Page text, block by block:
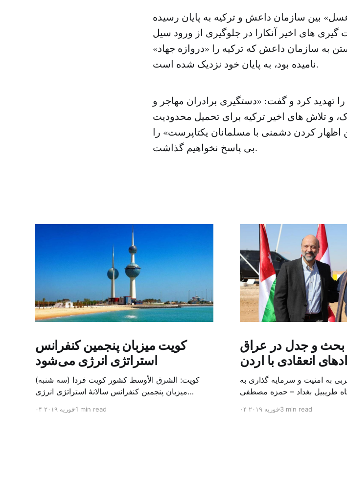
بین سازمان داعش و ترکیه به پایان رسیده
های اخیر آنکارا در جلوگیری از ورود سیل
به سازمان داعش که ترکیه را «دروازه جهاد»
نامیده بود، به پایان خود نزدیک شده است.
تهدید کرد و گفت: «دستگیری برادران مهاجر و
و تلاش های اخیر ترکیه برای تحمیل محدودیت
اظهار کردن دشمنی با مسلمانان یکتاپرست» را
بی پاسخ نخواهیم گذاشت.
کویت میزبان پنجمین کنفرانس
استراتژی انرژی می‌شود
کویت: الشرق الأوسط کشور کویت فردا (سه شنبه)
میزبان پنجمین کنفرانس سالانهٔ استراتژی انرژی
الشرق الاوسط، حدود ۳۰۰ متخصص از شرکت‌های
۰۴ فوریه ۲۰۱۹1 min read
بحث و جدل در عراق
انعقادی با اردن
به امنیت و سرمایه گذاری به
طریبیل بغداد – حمزه مصطفی
عبد المهدی نخست وزیر عراق و
۰۴ فوریه ۲۰۱۹3 min read